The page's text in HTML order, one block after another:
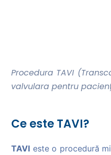
Procedura TAVI
valvulara pentru
Ce este TAVI?
TAVI este o procedură